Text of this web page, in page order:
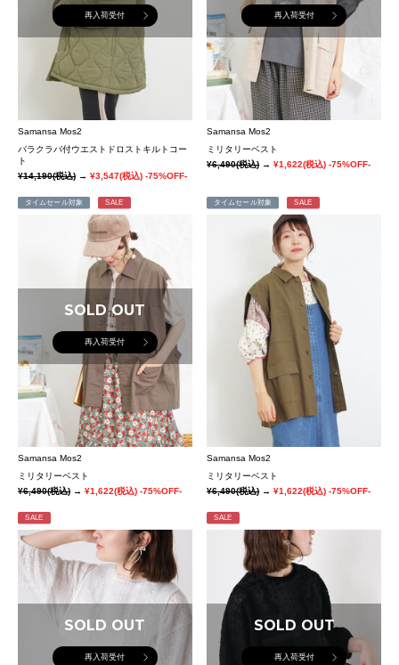
再入荷受付
Samansa Mos2
バラクラバ付ウエストドロストキルトコー
ト
¥14,190(税込) → ¥3,547(税込) -75%OFF-
再入荷受付
Samansa Mos2
ミリタリーベスト
¥6,490(税込)→¥1,622(税込) -75%OFF-
タイムセール対象 SALE
SOLD OUT
再入荷受付
Samansa Mos2
ミリタリーベスト
¥6,490(税込) → ¥1,622(税込) -75%OFF-
タイムセール対象 SALE
Samansa Mos2
ミリタリーベスト
¥6,490(税込)→¥1,622(税込) -75%OFF-
SALE
SOLD OUT
再入荷受付
SALE
SOLD OUT
再入荷受付